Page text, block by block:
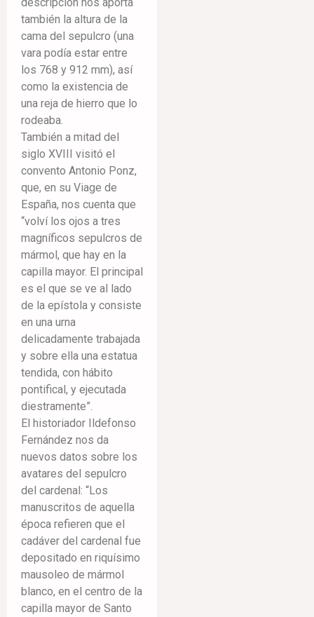
también la altura de la
cama del sepulcro (una
vara podía estar entre
los 768 y 912 mm), así
como la existencia de
una reja de hierro que lo
rodeaba.
También a mitad del
siglo XVIII visitó el
convento Antonio Ponz,
que, en su Viage de
España, nos cuenta que
“volví los ojos a tres
magníficos sepulcros de
mármol, que hay en la
capilla mayor. El principal
es el que se ve al lado
de la epístola y consiste
en una urna
delicadamente trabajada
y sobre ella una estatua
tendida, con hábito
pontifical, y ejecutada
diestramente”.
El historiador Ildefonso
Fernández nos da
nuevos datos sobre los
avatares del sepulcro
del cardenal: “Los
manuscritos de aquella
época refieren que el
cadáver del cardenal fue
depositado en riquísimo
mausoleo de mármol
blanco, en el centro de la
capilla mayor de Santo